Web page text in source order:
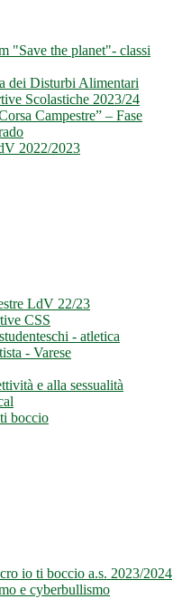
"Save the planet"- classi
dei Disturbi Alimentari
Scolastiche 2023/24
Campestre” – Fase
2022/2023
LdV 22/23
CSS
- atletica
- Varese
e alla sessualità
boccio
io ti boccio a.s. 2023/2024
e cyberbullismo